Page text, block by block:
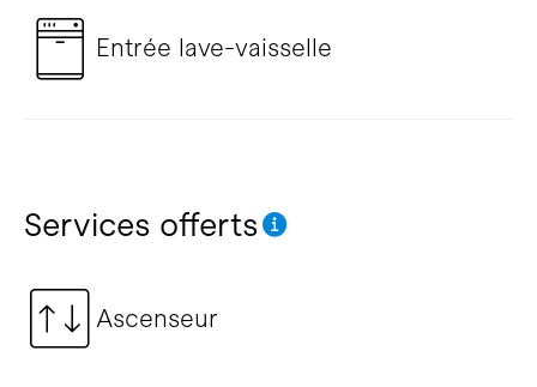
Entrée lave-vaisselle
Services offerts
Ascenseur